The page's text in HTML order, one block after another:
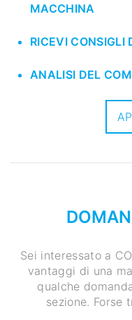
MACCHINA
RICEVI CONSIGLI
ANALISI DEL
Sei interessato a
vantaggi di una
qualche
sezione. Forse